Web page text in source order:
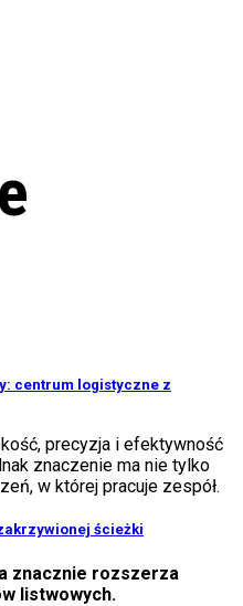
centrum logistyczne z
precyzja i efektywność
znaczenie ma nie tylko
w której pracuje zespół.
ścieżki
znacznie rozszerza
listwowych.